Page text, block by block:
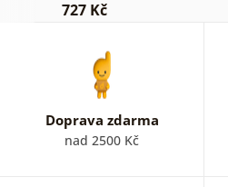
727 Kč
Doprava zdarma
nad 2500 Kč